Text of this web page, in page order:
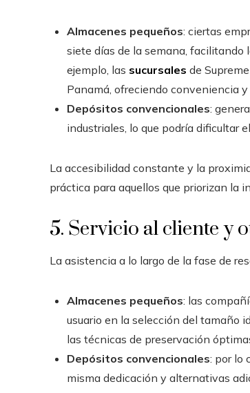
Almacenes pequeños: ciertas
siete días de la semana, facilitando
ejemplo, las sucursales de
Panamá, ofreciendo conveniencia
Depósitos convencionales:
industriales, lo que podría dificultar
La accesibilidad constante y la
práctica para aquellos que priorizan la
5. Servicio al cliente y
La asistencia a lo largo de la fase de
Almacenes pequeños: las
usuario en la selección del tamaño
las técnicas de preservación
Depósitos convencionales: por lo
misma dedicación y alternativas